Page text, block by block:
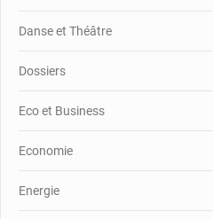
Danse et Théâtre
Dossiers
Eco et Business
Economie
Energie